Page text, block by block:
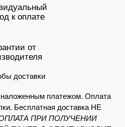
к оплате
от
доставки
платежом. Оплата
Бесплатная доставка НЕ
ПРИ ПОЛУЧЕНИИ